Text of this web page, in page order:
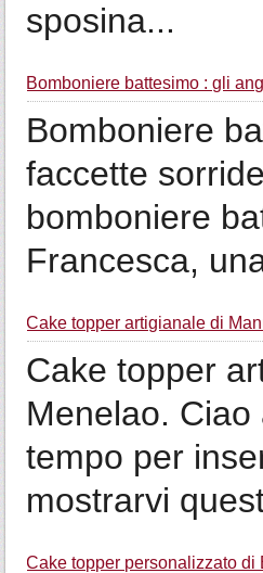
sposina...
Bomboniere battesimo : gli
Bomboniere
faccette
bomboniere
Francesca,
Cake topper artigianale di
Cake topper
Menelao.
tempo per
mostrarvi
Cake topper personalizzato di